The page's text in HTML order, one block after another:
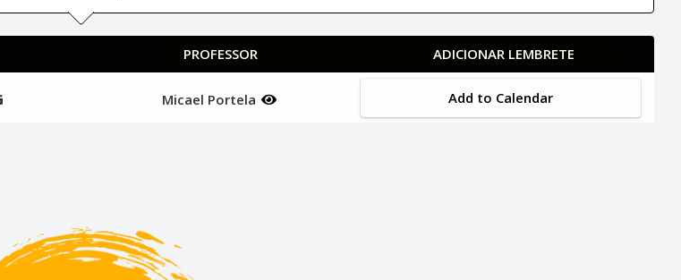
PROFESSOR ADICIONAR LEMBRETE
Micael Portela Add to Calendar